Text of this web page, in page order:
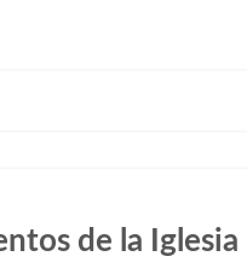
de la Iglesia